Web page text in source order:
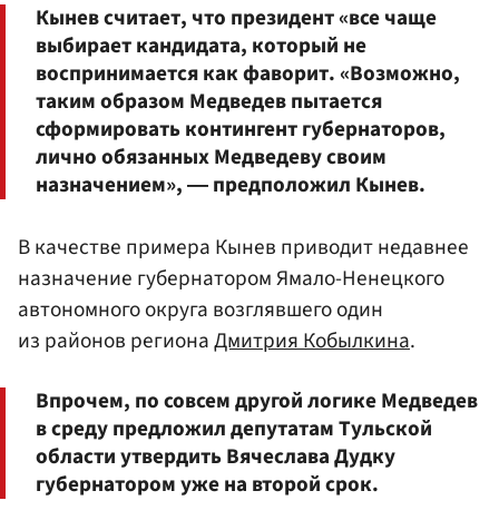
Кынев считает, что президент «все чаще
выбирает кандидата, который не
воспринимается как фаворит. «Возможно,
таким образом Медведев пытается
сформировать контингент губернаторов,
лично обязанных Медведеву своим
назначением», ― предположил Кынев.
В качестве примера Кынев приводит недавнее
назначение губернатором Ямало-Ненецкого
автономного округа возглявшего один
из районов регионаДмитрия Кобылкина.
Впрочем, по совсем другой логике Медведев
в среду предложил депутатам Тульской
области утвердить Вячеслава Дудку
губернатором уже на второй срок.